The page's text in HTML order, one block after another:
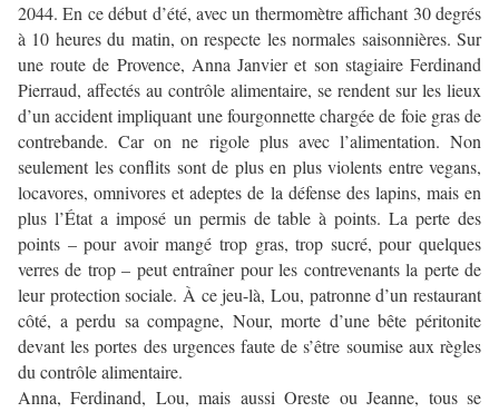
2044. En ce début d’été, avec un thermomètre affichant 30 degrés
à 10 heures du matin, on respecte les normales saisonnières. Sur
une route de Provence, Anna Janvier et son stagiaire Ferdinand
Pierraud, affectés au contrôle alimentaire, se rendent sur les lieux
d’un accident impliquant une fourgonnette chargée de foie gras de
contrebande. Car on ne rigole plus avec l’alimentation. Non
seulement les conflits sont de plus en plus violents entre vegans,
locavores, omnivores et adeptes de la défense des lapins, mais en
plus l’État a imposé un permis de table à points. La perte des
points – pour avoir mangé trop gras, trop sucré, pour quelques
verres de trop – peut entraîner pour les contrevenants la perte de
leur protection sociale. À ce jeu-là, Lou, patronne d’un restaurant
côté, a perdu sa compagne, Nour, morte d’une bête péritonite
devant les portes des urgences faute de s’être soumise aux règles
du contrôle alimentaire.
Anna, Ferdinand, Lou, mais aussi Oreste ou Jeanne, tous se